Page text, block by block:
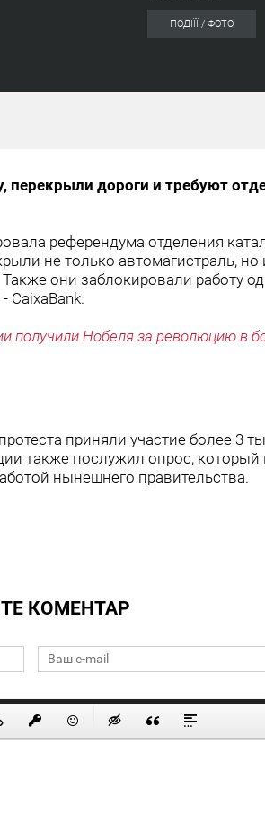
ПОДІЇЇ / ФОТО
дороги и требуют
референдума отделения
не только автомагистраль, но
они заблокировали работу
получили Нобеля за революцию в
приняли участие более 3
также послужил опрос, который
нынешнего правительства.
КОМЕНТАР